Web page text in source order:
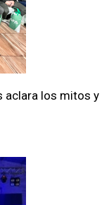
aclara los mitos y